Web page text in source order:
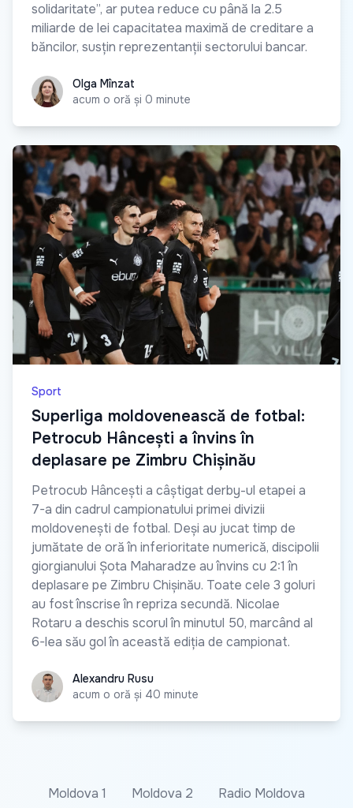
solidaritate”, ar putea reduce cu până la 2.5
miliarde de lei capacitatea maximă de creditare a
băncilor, susțin reprezentanții sectorului bancar.
Olga MînzatOlga Mînzat
acum o oră și 0 minute
Sport
Superliga moldovenească de fotbal:
Petrocub Hâncești a învins în
deplasare pe Zimbru Chișinău
Petrocub Hâncești a câștigat derby-ul etapei a
7-a din cadrul campionatului primei divizii
moldovenești de fotbal. Deși au jucat timp de
jumătate de oră în inferioritate numerică, discipolii
giorgianului Șota Maharadze au învins cu 2:1 în
deplasare pe Zimbru Chișinău. Toate cele 3 goluri
au fost înscrise în repriza secundă. Nicolae
Rotaru a deschis scorul în minutul 50, marcând al
6-lea său gol în această ediția de campionat.
Alexandru Rusu
Alexandru Rusu
acum o oră și 40 minute
Moldova 1 Moldova 2
Radio Moldova